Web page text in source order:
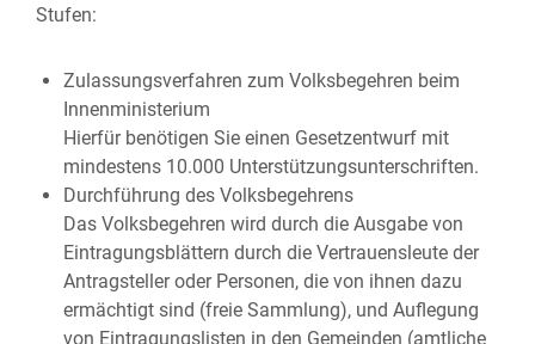
Stufen:
Zulassungsverfahren zum Volksbegehren beim
Innenministerium
Hierfür benötigen Sie einen Gesetzentwurf mit
mindestens 10.000 Unterstützungsunterschriften.
Durchführung des Volksbegehrens
Das Volksbegehren wird durch die Ausgabe von
Eintragungsblättern durch die Vertrauensleute der
Antragsteller oder Personen, die von ihnen dazu
ermächtigt sind (freie Sammlung), und Auflegung
von Eintragungslisten in den Gemeinden (amtliche